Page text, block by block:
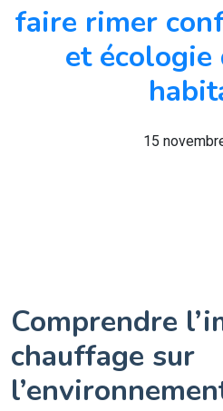
faire rimer
et écologie
15
Comprendre
chauffage sur